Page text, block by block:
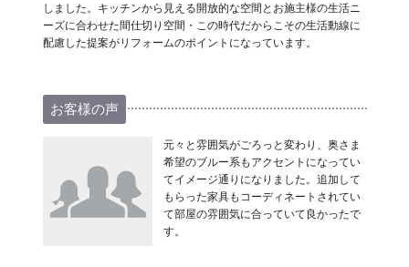
しました。キッチンから見える開放的な空間とお施主様の生活ニ
ーズに合わせた間仕切り空間・この時代だからこその生活動線に
配慮した提案がリフォームのポイントになっています。
お客様の声
元々と雰囲気がごろっと変わり、奥さま
希望のブルー系もアクセントになってい
てイメージ通りになりました。追加して
もらった家具もコーディネートされてい
て部屋の雰囲気に合っていて良かったで
す。